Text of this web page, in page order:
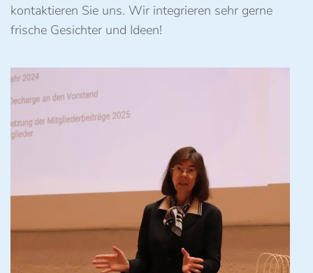
kontaktieren Sie uns. Wir integrieren sehr gerne
frische Gesichter und Ideen!